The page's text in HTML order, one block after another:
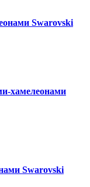
Swarovski
хамелеонами
Swarovski